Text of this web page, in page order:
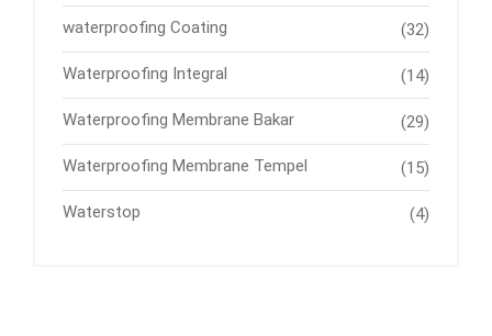
waterproofing Coating (32)
Waterproofing Integral (14)
Waterproofing Membrane Bakar (29)
Waterproofing Membrane Tempel (15)
Waterstop (4)